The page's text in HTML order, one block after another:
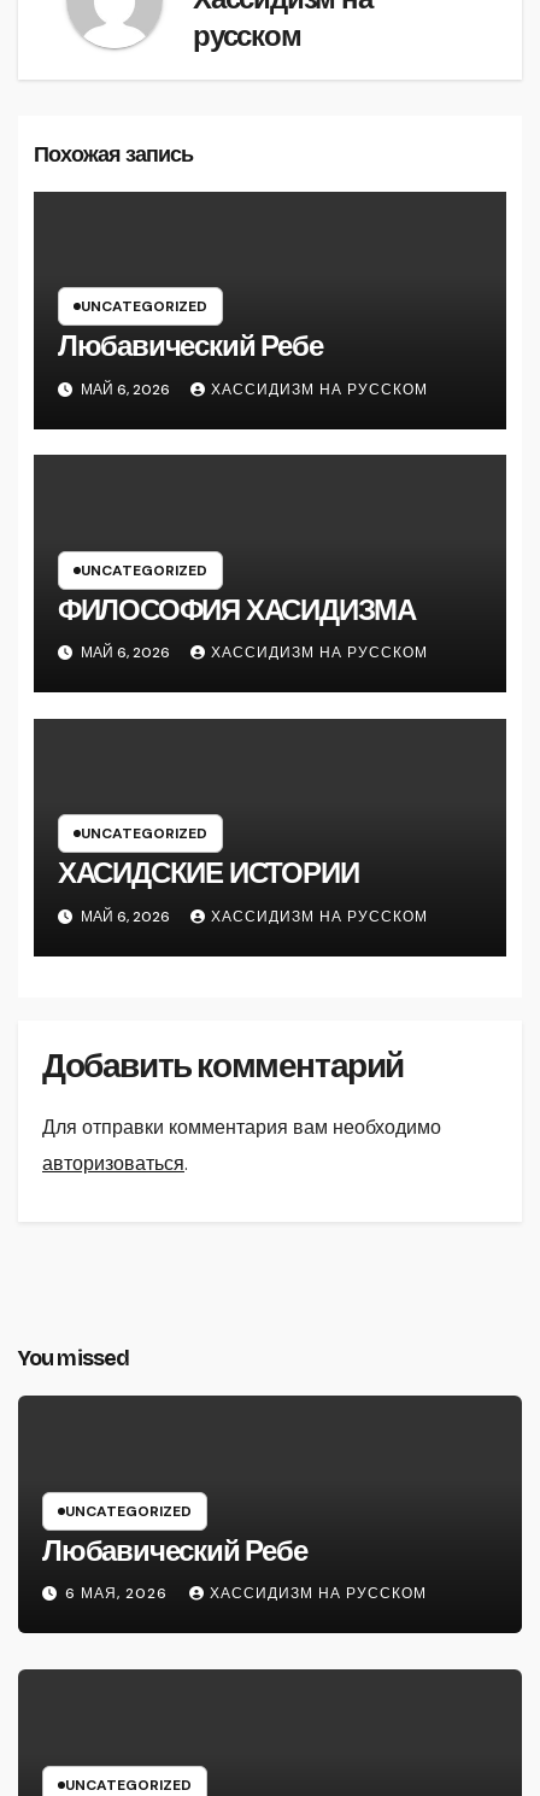
русском
Похожая запись
UNCATEGORIZED
Любавический Ребе
МАЙ 6, 2026 ХАССИДИЗМ НА РУССКОМ
UNCATEGORIZED
ФИЛОСОФИЯ ХАСИДИЗМА
МАЙ 6, 2026 ХАССИДИЗМ НА РУССКОМ
UNCATEGORIZED
ХАСИДСКИЕ ИСТОРИИ
МАЙ 6, 2026 ХАССИДИЗМ НА РУССКОМ
Добавить комментарий
Для отправки комментария вам необходимо
авторизоваться.
You missed
UNCATEGORIZED
Любавический Ребе
6 МАЯ, 2026 ХАССИДИЗМ НА РУССКОМ
UNCATEGORIZED